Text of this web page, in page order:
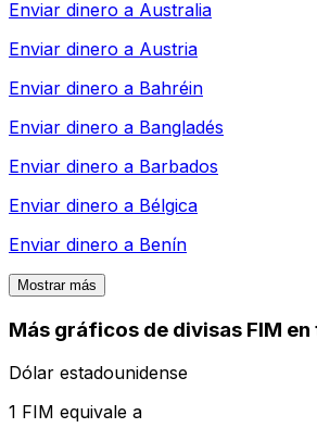
Enviar dinero a Australia
Enviar dinero a Austria
Enviar dinero a Bahréin
Enviar dinero a Bangladés
Enviar dinero a Barbados
Enviar dinero a Bélgica
Enviar dinero a Benín
Mostrar más
Más gráficos de divisas FIM
Dólar estadounidense
1 FIM equivale a